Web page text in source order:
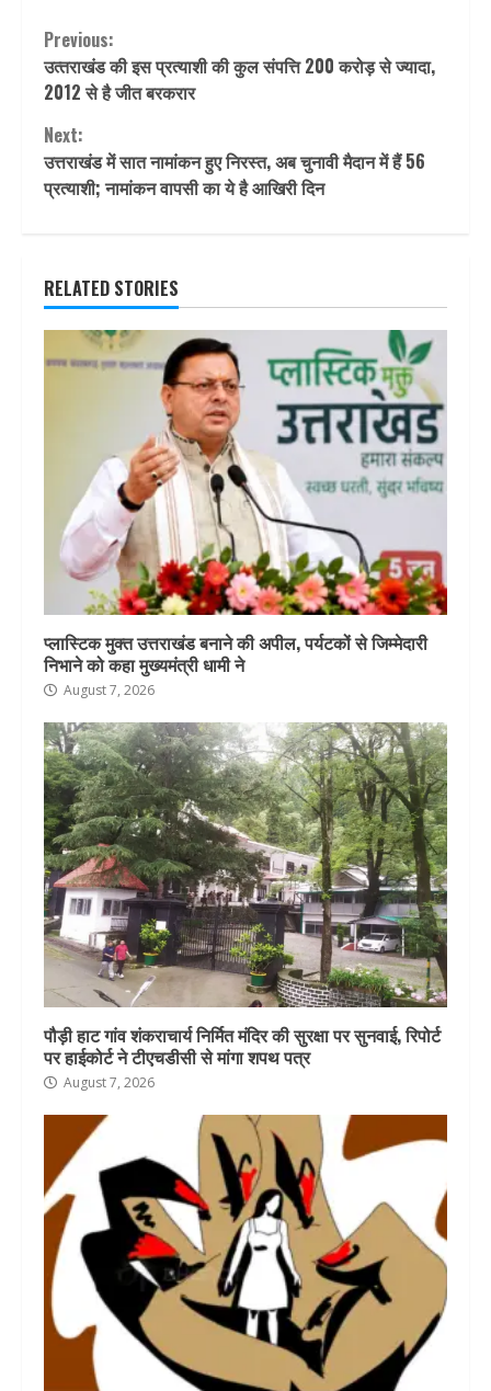
Continue
Reading
Previous:
उत्‍तराखंड की इस प्रत्‍याशी की कुल संपत्ति 200 करोड़ से ज्‍यादा,
2012 से है जीत बरकरार
Next:
उत्तराखंड में सात नामांकन हुए निरस्त, अब चुनावी मैदान में हैं 56
प्रत्याशी; नामांकन वापसी का ये है आखिरी दिन
RELATED STORIES
प्लास्टिक मुक्त उत्तराखंड बनाने की अपील, पर्यटकों से जिम्मेदारी
निभाने को कहा मुख्यमंत्री धामी ने
August 7, 2026
पौड़ी हाट गांव शंकराचार्य निर्मित मंदिर की सुरक्षा पर सुनवाई, रिपोर्ट
पर हाईकोर्ट ने टीएचडीसी से मांगा शपथ पत्र
August 7, 2026